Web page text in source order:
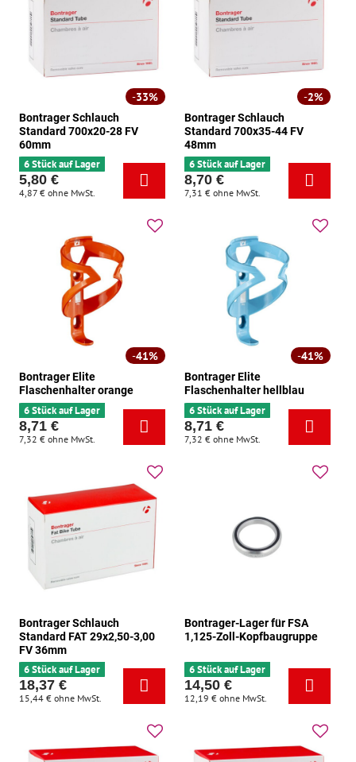
33%
Bontrager Schlauch
Standard 700x20-28 FV
60mm
6 Stück auf Lager
5,80 €
4,87 € ohne MwSt.
2%
Bontrager Schlauch
Standard 700x35-44 FV
48mm
6 Stück auf Lager
8,70 €
7,31 € ohne MwSt.
41%
Bontrager Elite
Flaschenhalter orange
6 Stück auf Lager
8,71 €
7,32 € ohne MwSt.
41%
Bontrager Elite
Flaschenhalter hellblau
6 Stück auf Lager
8,71 €
7,32 € ohne MwSt.
Bontrager Schlauch
Standard FAT 29x2,50-3,00
FV 36mm
6 Stück auf Lager
18,37 €
15,44 € ohne MwSt.
Bontrager-Lager für FSA
1,125-Zoll-Kopfbaugruppe
6 Stück auf Lager
14,50 €
12,19 € ohne MwSt.